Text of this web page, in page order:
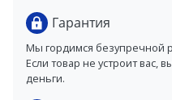
Гарантия
Мы гордимся безупречной
Если товар не устроит вас,
деньги.